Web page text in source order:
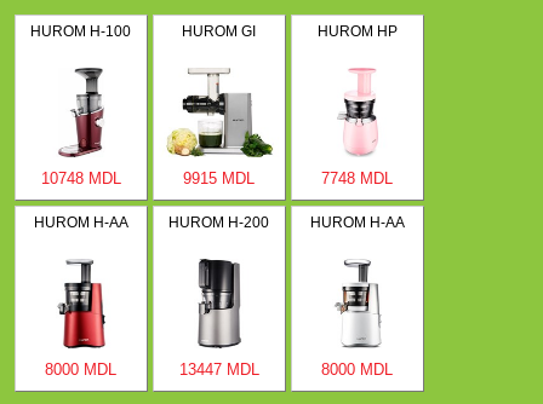
HUROM H-100
10748 MDL
HUROM GI
9915 MDL
HUROM HP
7748 MDL
HUROM H-AA
8000 MDL
HUROM H-200
13447 MDL
HUROM H-AA
8000 MDL